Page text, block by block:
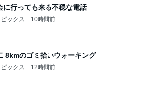
8kmのゴミ拾いウォーキング
ックス 12時間前